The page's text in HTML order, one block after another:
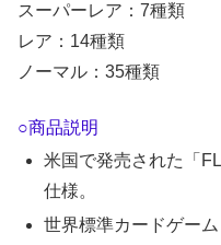
スーパーレア：7種類
レア：14種類
ノーマル：35種類
○商品説明
米国で発売された「
仕様。
世界標準カードゲー